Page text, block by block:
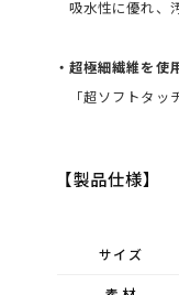
吸水性に優れ、
・超極細繊維を使
「超ソフトタッ
【製品仕様】
サイズ